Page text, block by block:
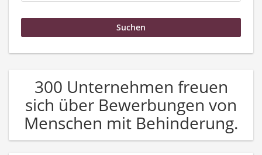
300 Unternehmen freuen
sich über Bewerbungen von
Menschen mit Behinderung.